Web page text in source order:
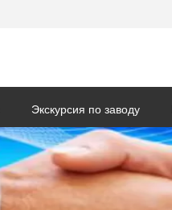
Экскурсия по заводу